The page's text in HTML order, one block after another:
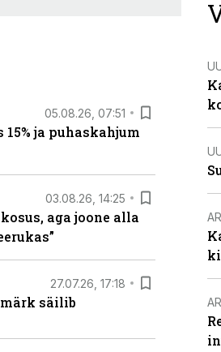
05.08.26, 07:51
ja puhaskahjum
03.08.26, 14:25
aga joone alla
27.07.26, 17:18
säilib